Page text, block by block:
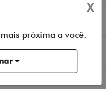
X
próxima a você.